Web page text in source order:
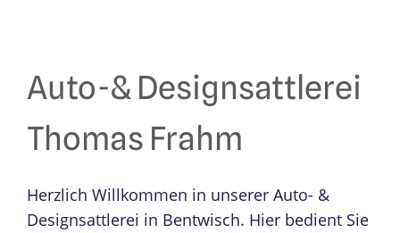
Auto-& Designsattlerei
Thomas Frahm
Herzlich Willkommen in unserer Auto- &
Designsattlerei in Bentwisch. Hier bedient Sie